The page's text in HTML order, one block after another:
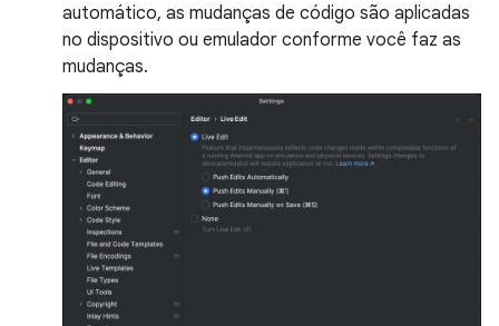
automático, as mudanças de código são aplicadas
no dispositivo ou emulador conforme você faz as
mudanças.